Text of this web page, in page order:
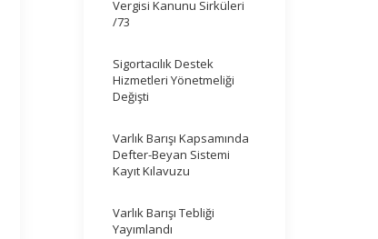
Vergisi Kanunu Sirküleri
/73
Sigortacılık Destek
Hizmetleri Yönetmeliği
Değişti
Varlık Barışı Kapsamında
Defter-Beyan Sistemi
Kayıt Kılavuzu
Varlık Barışı Tebliği
Yayımlandı